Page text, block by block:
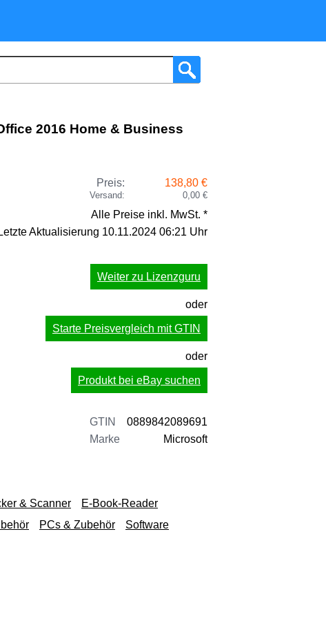
2016 Home & Business
Preis:
138,80 €
Versand: 0,00 €
Alle Preise inkl. MwSt. *
Letzte Aktualisierung 10.11.2024 06:21 Uhr
Weiter zu Lizenzguru
oder
Starte Preisvergleich mit GTIN
oder
Produkt bei eBay suchen
GTIN
0889842089691
Marke
Microsoft
& Scanner
E-Book-Reader
PCs & Zubehör
Software